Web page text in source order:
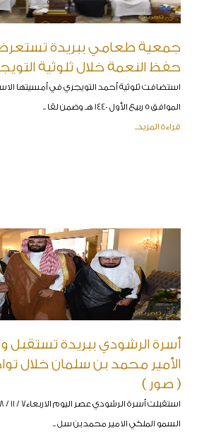
جمعية طعامي ببريدة
حفظ النعمة خلال ثلوثية
استضافت ثلوثية أحمد التويجري في أمسيتها
الموافق 5 ربيع الأول 1440 هـ وضمن لقا ..
قراءة المزيد..
أسرة الرشودي ببريدة تستقبل
الأمير محمد بن سلمان خلال
( صور )
السمو الملكي الامير محمد بن سل ..